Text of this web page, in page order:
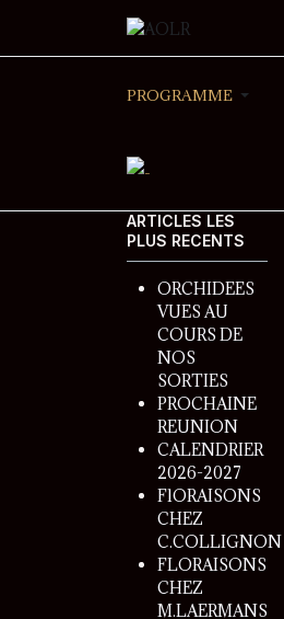
PROGRAMME
ARTICLES LES
PLUS RECENTS
ORCHIDEES
VUES AU
COURS DE
NOS
SORTIES
PROCHAINE
REUNION
CALENDRIER
2026-2027
FlORAISONS
CHEZ
C.COLLIGNON
FLORAISONS
CHEZ
M.LAERMANS